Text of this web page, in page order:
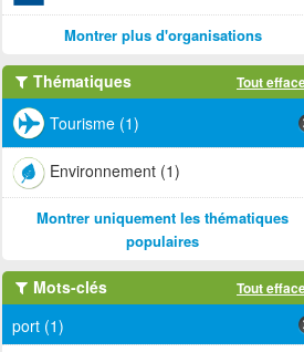
Montrer plus d'organisations
Thématiques Tout
Tourisme (1)
Environnement (1)
Montrer uniquement les thématiques
populaires
Mots-clés Tout
port (1)